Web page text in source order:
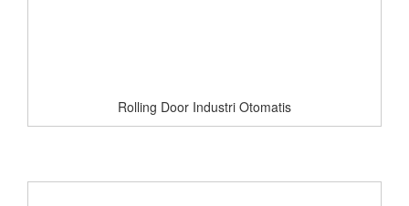
Rolling Door Industri Otomatis